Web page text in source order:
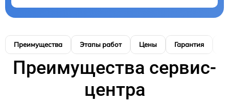
Преимущества Этапы работ Цены Гарантия
Преимущества сервис-
центра